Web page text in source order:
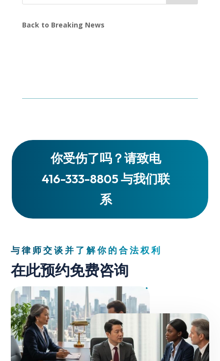
Back to Breaking News
你受伤了吗？请致电
416-333-8805 与我们联
系
与律师交谈并了解你的合法权利
在此预约免费咨询